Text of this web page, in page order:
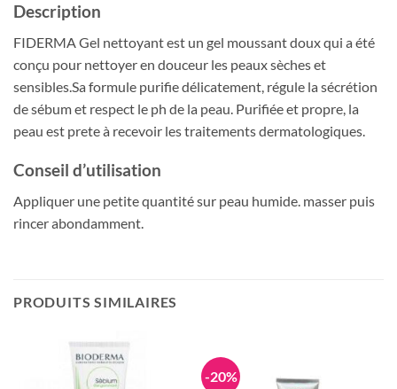
Description
FIDERMA Gel nettoyant est un gel moussant doux qui a été
conçu pour nettoyer en douceur les peaux sèches et
sensibles.Sa formule purifie délicatement, régule la sécrétion
de sébum et respect le ph de la peau. Purifiée et propre, la
peau est prete à recevoir les traitements dermatologiques.
Conseil d’utilisation
Appliquer une petite quantité sur peau humide. masser puis
rincer abondamment.
PRODUITS SIMILAIRES
-20%